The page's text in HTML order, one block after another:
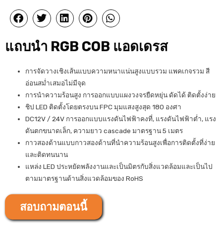
แถบนำ RGB COB แอดเดรส
การจัดวางเชิงเส้นแบบความหนาแน่นสูงแบบรวม แพคเกจรวม สี
อ่อนสม่ำเสมอไม่มีจุด
การนำความร้อนสูง การออกแบบแผงวงจรยืดหยุ่น ดัดได้ ติดตั้งง่าย
ชิป LED ติดตั้งโดยตรงบน FPC มุมแสงสูงสุด 180 องศา
DC12V / 24V การออกแบบแรงดันไฟฟ้าคงที่, แรงดันไฟฟ้าต่ำ, แรง
ดันตกขนาดเล็ก, ความยาว cascade มาตรฐาน 5 เมตร
กาวสองด้านแบบกาวสองด้านที่นำความร้อนสูงเพื่อการติดตั้งที่ง่าย
และติดทนนาน
แหล่ง LED ประหยัดพลังงานและเป็นมิตรกับสิ่งแวดล้อมและเป็นไป
ตามมาตรฐานด้านสิ่งแวดล้อมของ RoHS
สอบถามตอนนี้